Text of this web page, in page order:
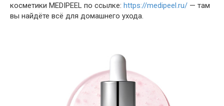
косметики MEDIPEEL по ссылке: https://medipeel.ru/ — там
вы найдёте всё для домашнего ухода.